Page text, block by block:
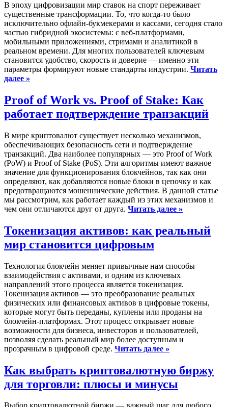
В эпоху цифровизации мир ставок на спорт переживает
существенные трансформации. То, что когда-то было
исключительно офлайн-букмекерами и кассами, сегодня стало
частью гибридной экосистемы: с веб-платформами,
мобильными приложениями, стримами и аналитикой в
реальном времени. Для многих пользователей ключевым
становится удобство, скорость и доверие — именно эти
параметры формируют новые стандарты индустрии. Читать
далее »
Proof of Work vs. Proof of Stake: Как
работает подтверждение транзакций
В мире криптовалют существует несколько механизмов,
обеспечивающих безопасность сети и подтверждение
транзакций. Два наиболее популярных — это Proof of Work
(PoW) и Proof of Stake (PoS). Эти алгоритмы имеют важное
значение для функционирования блокчейнов, так как они
определяют, как добавляются новые блоки в цепочку и как
предотвращаются мошеннические действия. В данной статье
мы рассмотрим, как работает каждый из этих механизмов и
чем они отличаются друг от друга. Читать далее »
Токенизация активов: как реальный
мир становится цифровым
Технология блокчейн меняет привычные нам способы
взаимодействия с активами, и одним из ключевых
направлений этого процесса является токенизация.
Токенизация активов — это преобразование реальных
физических или финансовых активов в цифровые токены,
которые могут быть переданы, куплены или проданы на
блокчейн-платформах. Этот процесс открывает новые
возможности для бизнеса, инвесторов и пользователей,
позволяя сделать реальный мир более доступным и
прозрачным в цифровой среде. Читать далее »
Как выбрать криптовалютную биржу
для торговли: плюсы и минусы